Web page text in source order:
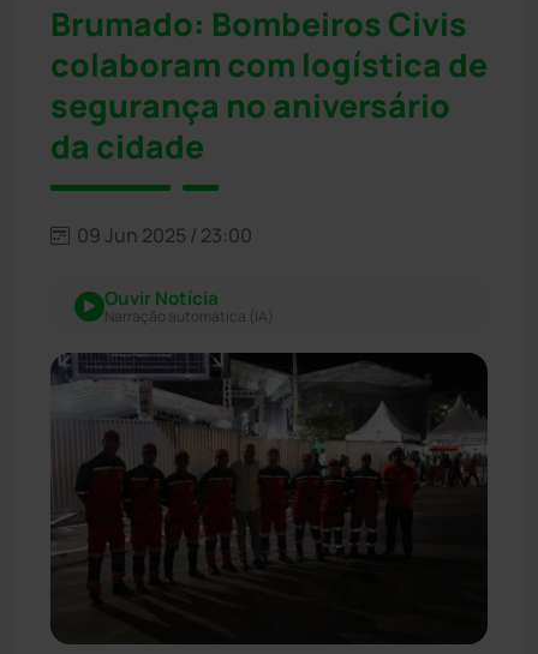
Brumado: Bombeiros Civis
colaboram com logística de
segurança no aniversário
da cidade
09 Jun 2025 / 23:00
Ouvir Notícia
Narração automática (IA)